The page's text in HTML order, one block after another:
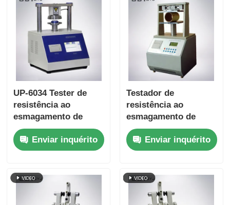
UP-6034 Tester de
resistência ao
esmagamento de
tubos de papel com
várias configurações
de velocidade de
contra sobrecarga e
conformidade
ISO11093-9
Enviar inquérito
Testador de
resistência ao
esmagamento de
tubo de papel de fácil
utilização UP-6034
com interface
de retorno
automático
Enviar inquérito